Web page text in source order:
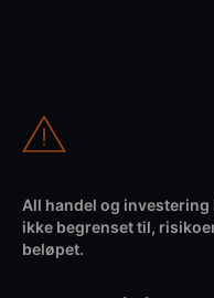
All handel og
ikke begrenset til,
beløpet.